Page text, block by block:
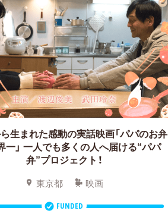
生まれた感動の実話映画「パパのお弁
一」 一人でも多くの人へ届ける“パパ
弁”プロジェクト！
東京都 映画
FUNDED